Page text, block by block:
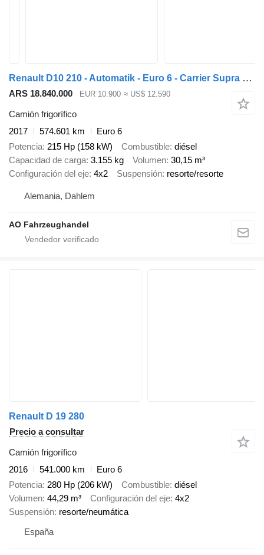
Renault D10 210 - Automatik - Euro 6 - Carrier Supra 550
ARS 18.840.000 EUR 10.900 ≈ US$ 12.590
Camión frigorífico
2017
574.601 km
Euro 6
Potencia 215 Hp (158 kW) Combustible diésel
Capacidad de carga 3.155 kg Volumen 30,15 m³
Configuración del eje 4x2 Suspensión resorte/resorte
Alemania, Dahlem
AO Fahrzeughandel
Renault D 19 280
Precio a consultar
Camión frigorífico
2016
541.000 km
Euro 6
Potencia 280 Hp (206 kW) Combustible diésel
Volumen 44,29 m³ Configuración del eje 4x2
Suspensión resorte/neumática
España